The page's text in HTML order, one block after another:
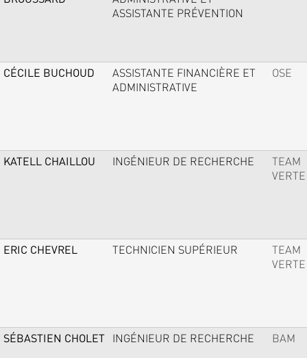
ASSISTANTE PRÉVENTION
CÉCILE BUCHOUD
ASSISTANTE FINANCIÈRE ET
ADMINISTRATIVE
OSE
KATELL CHAILLOU INGÉNIEUR DE RECHERCHE
TEAM
VERTE
ERIC CHEVREL TECHNICIEN SUPÉRIEUR
TEAM
VERTE
SÉBASTIEN CHOLET INGÉNIEUR DE RECHERCHE BAM